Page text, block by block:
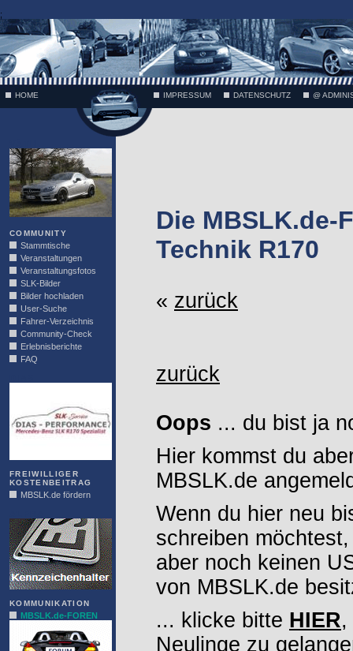
;
HOME IMPRESSUM DATENSCHUTZ @
COMMUNITY
Stammtische
Veranstaltungen
Veranstaltungsfotos
SLK-Bilder
Bilder hochladen
User-Suche
Fahrer-Verzeichnis
Community-Check
Erlebnisberichte
FAQ
FREIWILLIGER
KOSTENBEITRAG
MBSLK.de fördern
KOMMUNIKATION
MBSLK.de-FOREN
Die MBSLK.de-
Technik R170
« zurück
zurück
Oops ... du bist ja
Hier kommst du
MBSLK.de
Wenn du hier neu
schreiben möchtest,
aber noch keinen
von MBSLK.de
... klicke bitte HIER,
Neulinge zu